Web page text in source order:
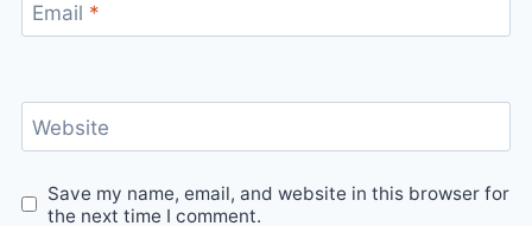
Email *
Website
Save my name, email, and website in this browser for
the next time I comment.